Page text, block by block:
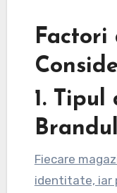
Factori
1.
Brandul
Fiecare
identitate, iar